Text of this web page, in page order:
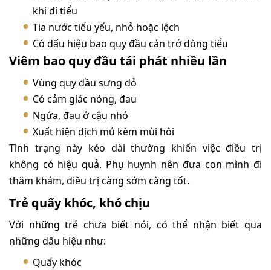
khi đi tiểu
Tia nước tiểu yếu, nhỏ hoặc lệch
Có dấu hiệu bao quy đầu cản trở dòng tiểu
Viêm bao quy đầu tái phát nhiều lần
Vùng quy đầu sưng đỏ
Có cảm giác nóng, đau
Ngứa, đau ở cậu nhỏ
Xuất hiện dịch mủ kèm mùi hôi
Tình trạng này kéo dài thường khiến việc điều trị
không có hiệu quả. Phụ huynh nên đưa con mình đi
thăm khám, điều trị càng sớm càng tốt.
Trẻ quấy khóc, khó chịu
Với những trẻ chưa biết nói, có thể nhận biết qua
những dấu hiệu như:
Quấy khóc